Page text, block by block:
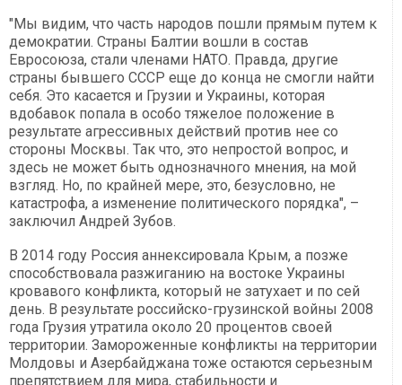
"Мы видим, что часть народов пошли прямым путем к
демократии. Страны Балтии вошли в состав
Евросоюза, стали членами НАТО. Правда, другие
страны бывшего СССР еще до конца не смогли найти
себя. Это касается и Грузии и Украины, которая
вдобавок попала в особо тяжелое положение в
результате агрессивных действий против нее со
стороны Москвы. Так что, это непростой вопрос, и
здесь не может быть однозначного мнения, на мой
взгляд. Но, по крайней мере, это, безусловно, не
катастрофа, а изменение политического порядка", –
заключил Андрей Зубов.
В 2014 году Россия аннексировала Крым, а позже
способствовала разжиганию на востоке Украины
кровавого конфликта, который не затухает и по сей
день. В результате российско-грузинской войны 2008
года Грузия утратила около 20 процентов своей
территории. Замороженные конфликты на территории
Молдовы и Азербайджана тоже остаются серьезным
препятствием для мира, стабильности и